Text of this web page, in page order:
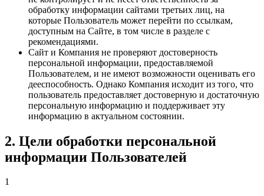
обработку информации сайтами третьих лиц, на
которые Пользователь может перейти по ссылкам,
доступным на Сайте, в том числе в разделе с
рекомендациями.
Сайт и Компания не проверяют достоверность
персональной информации, предоставляемой
Пользователем, и не имеют возможности оценивать его
дееспособность. Однако Компания исходит из того, что
пользователь предоставляет достоверную и достаточную
персональную информацию и поддерживает эту
информацию в актуальном состоянии.
2. Цели обработки персональной
информации Пользователей
1